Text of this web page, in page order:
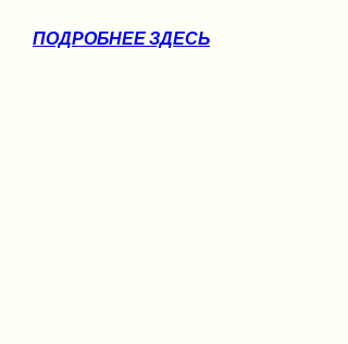
ПОДРОБНЕЕ ЗДЕСЬ